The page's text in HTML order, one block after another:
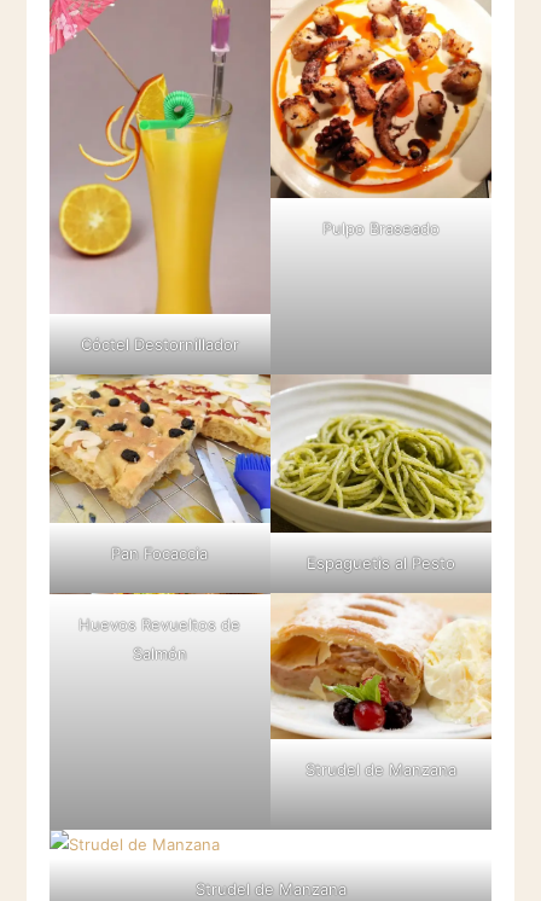
Cóctel Destornillador
Pulpo Braseado
Pan Focaccia Espaguetis al Pesto
Huevos Revueltos de
Salmón
Strudel de Manzana
Strudel de Manzana